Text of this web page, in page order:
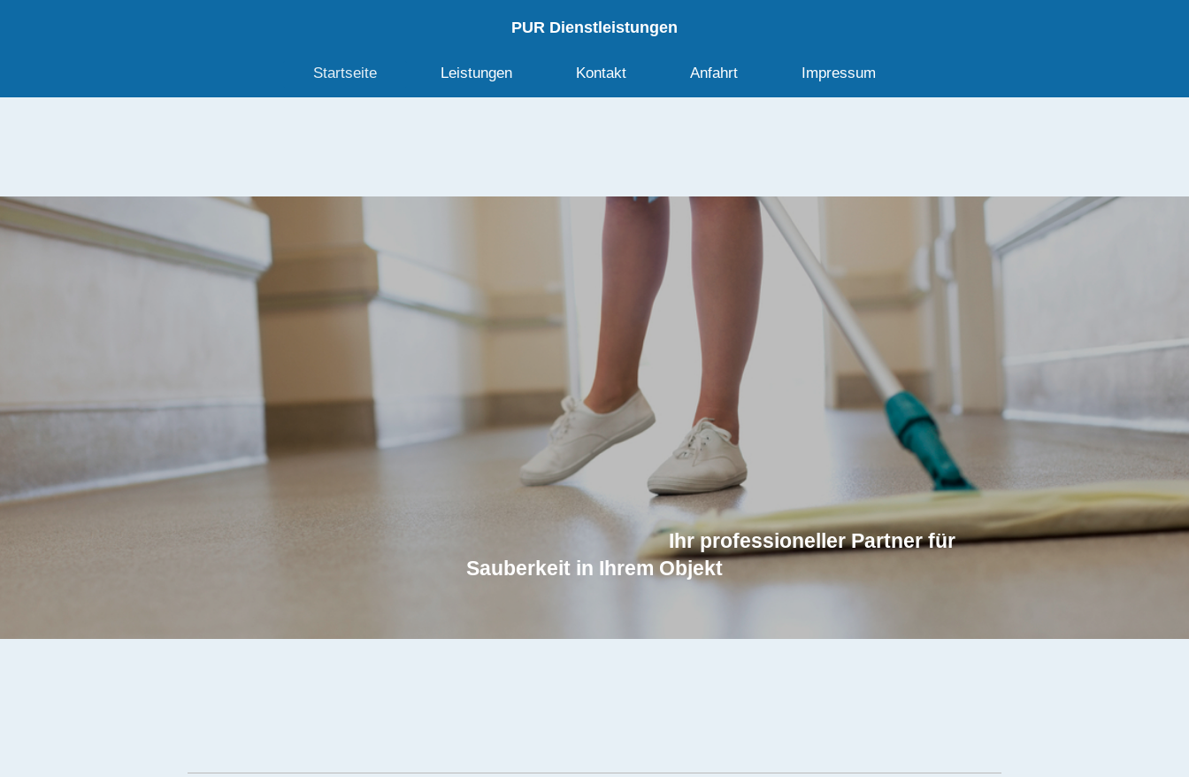
PUR Dienstleistungen
Startseite Leistungen Kontakt Anfahrt Impressum
Ihr professioneller Partner für
Sauberkeit in Ihrem Objekt